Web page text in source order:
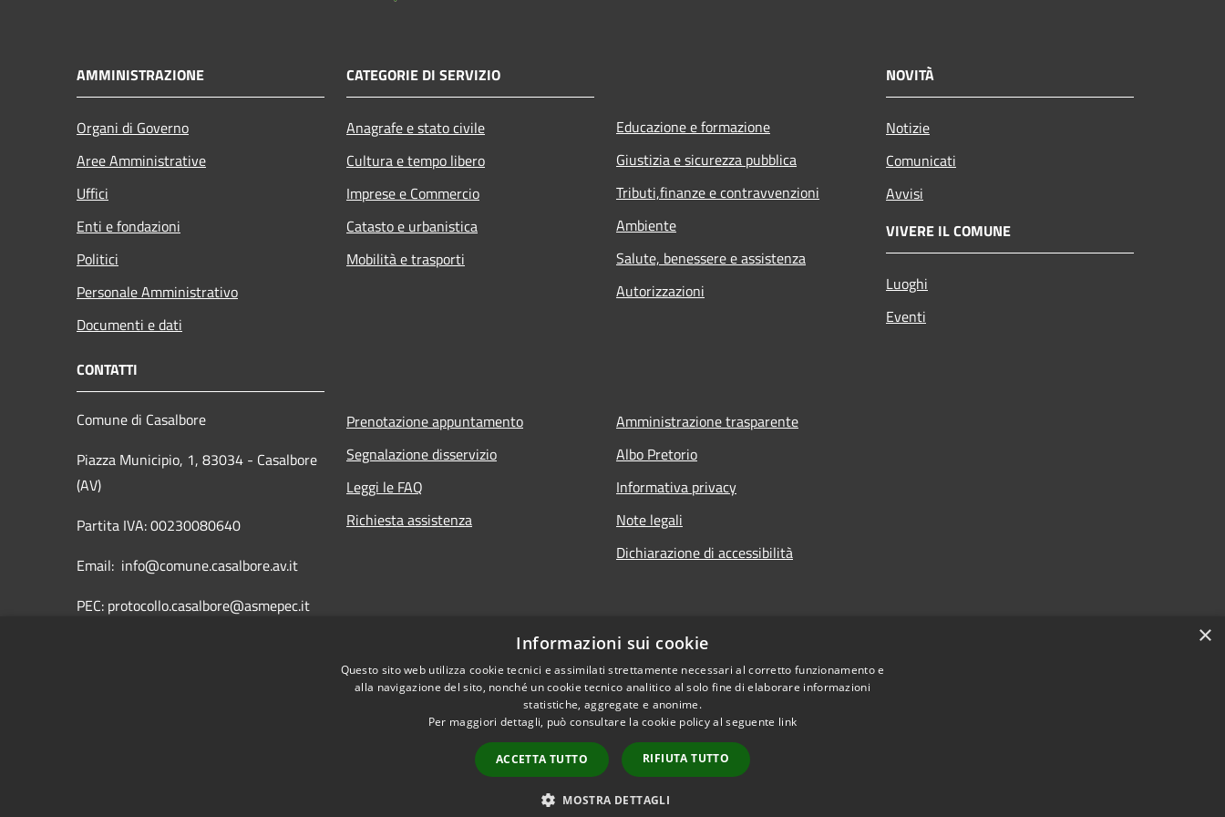
AMMINISTRAZIONE
Organi di Governo
Aree Amministrative
Uffici
Enti e fondazioni
Politici
Personale Amministrativo
Documenti e dati
CATEGORIE DI SERVIZIO
Anagrafe e stato civile
Cultura e tempo libero
Imprese e Commercio
Catasto e urbanistica
Mobilità e trasporti
Educazione e formazione
Giustizia e sicurezza pubblica
Tributi,finanze e contravvenzioni
Ambiente
Salute, benessere e assistenza
Autorizzazioni
NOVITÀ
Notizie
Comunicati
Avvisi
VIVERE IL COMUNE
Luoghi
Eventi
CONTATTI
Comune di Casalbore
Piazza Municipio, 1, 83034 - Casalbore
(AV)
Partita IVA: 00230080640
Email: info@comune.casalbore.av.it
PEC: protocollo.casalbore@asmepec.it
Prenotazione appuntamento
Segnalazione disservizio
Leggi le FAQ
Richiesta assistenza
Amministrazione trasparente
Albo Pretorio
Informativa privacy
Note legali
Dichiarazione di accessibilità
Copyright © 2026 • Comune di Casalbore • Powered by
×
Informazioni sui cookie
Questo sito web utilizza cookie tecnici e assimilati strettamente necessari al corretto funzionamento e
alla navigazione del sito, nonché un cookie tecnico analitico al solo fine di elaborare informazioni
statistiche, aggregate e anonime.
Per maggiori dettagli, può consultare la cookie policy al seguente link
ACCETTA TUTTO RIFIUTA TUTTO
MOSTRA DETTAGLI